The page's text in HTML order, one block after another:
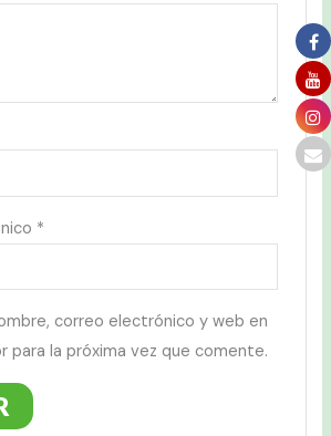
*
correo electrónico y web en
para la próxima vez que comente.